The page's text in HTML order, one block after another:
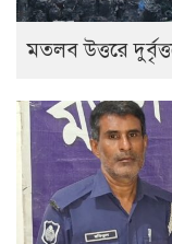
‎মতলব উত্তরে